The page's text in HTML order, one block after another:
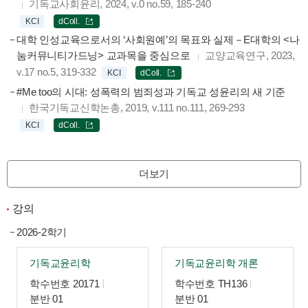
기독교사회윤리, 2024, v.0 no.59, 185-240
KCI dColl.
대학 인성교육으로서의 ‘사회원예’의 목표와 실제－E대학의 <나
눔커뮤니티가드닝> 교과목을 중심으로
교양교육연구, 2023,
v.17 no.5, 319-332
KCI dColl.
#Me too의 시대: 성폭력의 범죄성과 기독교 성윤리의 새 기준
한국기독교신학논총, 2019, v.111 no.111, 269-293
KCI dColl.
더보기
강의
2026-2학기
기독교윤리학
학수번호 20171
분반 01
기독교윤리학 개론
학수번호 TH136
분반 01